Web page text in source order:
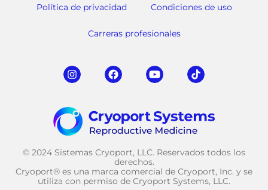
Política de privacidad Condiciones de uso
Carreras profesionales
© 2024 Sistemas Cryoport, LLC. Reservados todos los
derechos.
Cryoport® es una marca comercial de Cryoport, Inc. y se
utiliza con permiso de Cryoport Systems, LLC.